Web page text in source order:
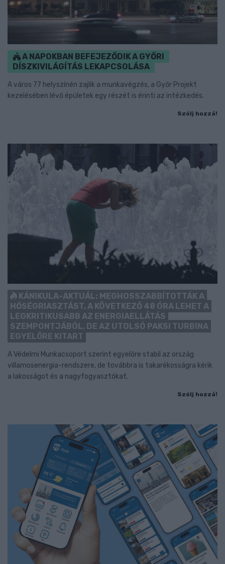
A NAPOKBAN BEFEJEZŐDIK A GYŐRI
DÍSZKIVILÁGÍTÁS LEKAPCSOLÁSA
A város 77 helyszínén zajlik a munkavégzés, a Győr Projekt
kezelésében lévő épületek egy részét is érinti az intézkedés.
Szólj hozzá!
KÁNIKULA-AKTUÁL: MEGHOSSZABBÍTOTTÁK A
HŐSÉGRIASZTÁST, A KÖVETKEZŐ 48 ÓRA LEHET A
LEGKRITIKUSABB AZ ENERGIAELLÁTÁS
SZEMPONTJÁBÓL, DE AZ UTOLSÓ PAKSI TURBINA
EGYELŐRE KITART
A Védelmi Munkacsoport szerint egyelőre stabil az ország
villamosenergia-rendszere, de továbbra is takarékosságra kérik
a lakosságot és a nagyfogyasztókat.
Szólj hozzá!